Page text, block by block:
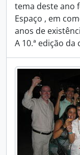
tema deste ano
Espaço , em
anos de
A 10.ª edição